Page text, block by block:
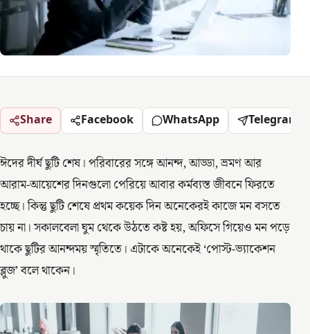
Share Facebook WhatsApp Telegram
ঈদের দীর্ঘ ছুটি শেষ। পরিবারের সঙ্গে আনন্দ, আড্ডা, ভ্রমণ আর
আরাম-আয়েশের দিনগুলো পেরিয়ে আবার কর্মব্যস্ত জীবনে ফিরতে
হচ্ছে। কিন্তু ছুটি শেষে প্রথম কয়েক দিন অনেকেরই কাজে মন বসতে
চায় না। সকালবেলা ঘুম থেকে উঠতে কষ্ট হয়, অফিসে গিয়েও মন পড়ে
থাকে ছুটির আনন্দময় স্মৃতিতে। এটাকে অনেকেই ‘পোস্ট-ভ্যাকেশন
ব্লুজ’ বলে থাকেন।